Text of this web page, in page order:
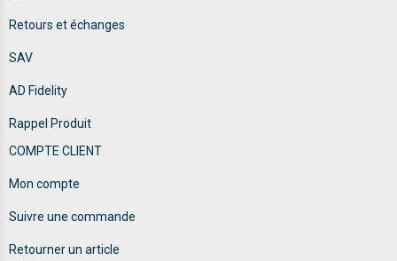
Retours et échanges
SAV
AD Fidelity
Rappel Produit
COMPTE CLIENT
Mon compte
Suivre une commande
Retourner un article